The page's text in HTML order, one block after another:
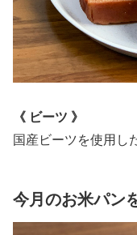
《 ビーツ 》
国産ビーツを使用し
今月のお米パン